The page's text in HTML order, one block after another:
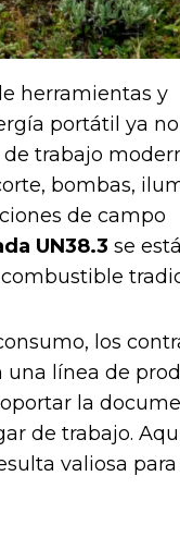
herramientas y
portátil ya
trabajo
bombas,
de campo
UN38.3 se está
los
una línea de
la
de trabajo.
valiosa para